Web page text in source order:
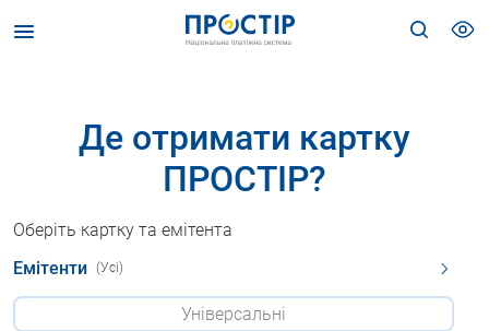
Де отримати картку
ПРОСТІР?
Оберіть картку та емітента
Емітенти (Усі)
Універсальні